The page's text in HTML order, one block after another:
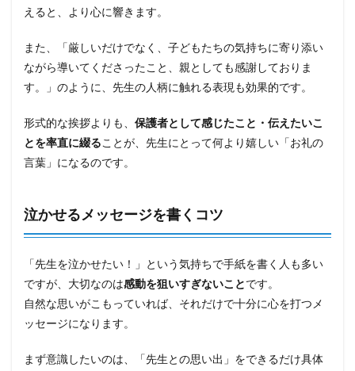
えると、より心に響きます。
また、「厳しいだけでなく、子どもたちの気持ちに寄り添い
ながら導いてくださったこと、親としても感謝しておりま
す。」のように、先生の人柄に触れる表現も効果的です。
形式的な挨拶よりも、 保護者として感じたこと・伝えたいこ
とを率直に綴ることが、先生にとって何より嬉しい「お礼の
言葉」になるのです。
泣かせるメッセージを書くコツ
「先生を泣かせたい！」という気持ちで手紙を書く人も多い
ですが、大切なのは感動を狙いすぎないことです。
自然な思いがこもっていれば、それだけで十分に心を打つメ
ッセージになります。
まず意識したいのは、「先生との思い出」をできるだけ具体